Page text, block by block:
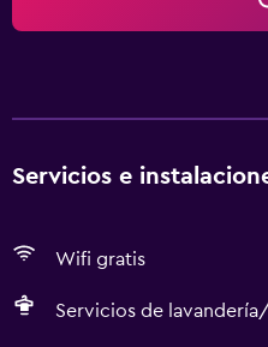
Servicios e
Wifi gratis
Servicios de